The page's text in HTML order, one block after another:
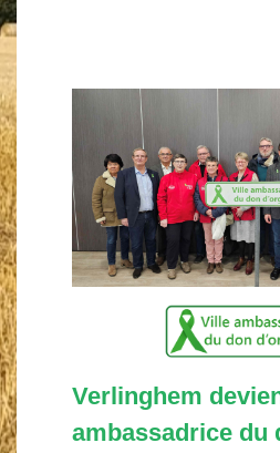
Verlinghem
ambassadrice du